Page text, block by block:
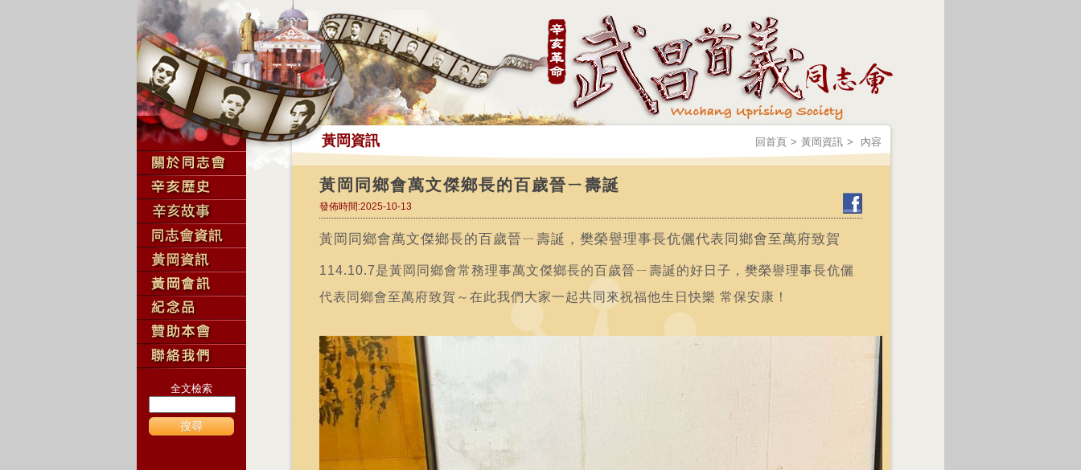
全文檢索
搜尋
黃岡資訊 回首頁 > 黃岡資訊 > 內容
黃岡同鄉會萬文傑鄉長的百歲晉ㄧ壽誕
發佈時間:2025-10-13
黃岡同鄉會萬文傑鄉長的百歲晉ㄧ壽誕，樊榮譽理事長伉儷代表同鄉會至萬府致賀
114.10.7是黃岡同鄉會常務理事萬文傑鄉長的百歲晉ㄧ壽誕的好日子，樊榮譽理事長伉儷
代表同鄉會至萬府致賀～在此我們大家一起共同來祝福他生日快樂 常保安康！